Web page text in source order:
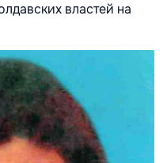
властей на